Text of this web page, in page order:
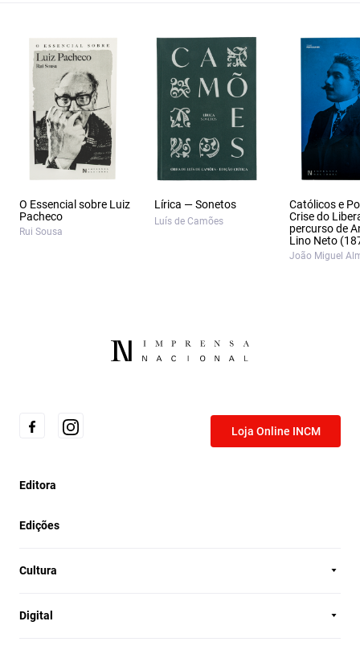
O Essencial sobre Luiz
Pacheco
Rui Sousa
Lírica — Sonetos
Luís de Camões
Católicos e
Crise do
percurso de
Lino Neto
João Miguel
Loja Online INCM
Editora
Edições
Cultura
Digital